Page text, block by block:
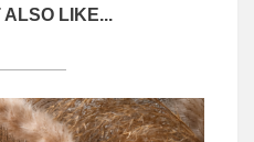
ALSO LIKE...